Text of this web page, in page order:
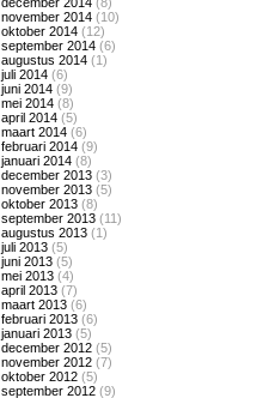
november 2014 (10)
oktober 2014 (12)
september 2014 (6)
augustus 2014 (1)
juli 2014 (6)
juni 2014 (9)
mei 2014 (8)
april 2014 (5)
maart 2014 (6)
februari 2014 (9)
januari 2014 (8)
december 2013 (3)
november 2013 (5)
oktober 2013 (8)
september 2013 (11)
augustus 2013 (1)
juli 2013 (5)
juni 2013 (5)
mei 2013 (4)
april 2013 (7)
maart 2013 (6)
februari 2013 (6)
januari 2013 (5)
december 2012 (5)
november 2012 (7)
oktober 2012 (5)
september 2012 (9)